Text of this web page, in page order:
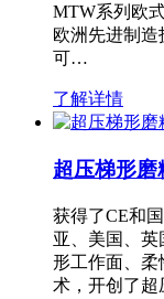
MTW系列欧
欧洲先进制
可…
了解详情
超压梯形磨
获得了CE和
亚、美国、
形工作面、柔
术，开创了超